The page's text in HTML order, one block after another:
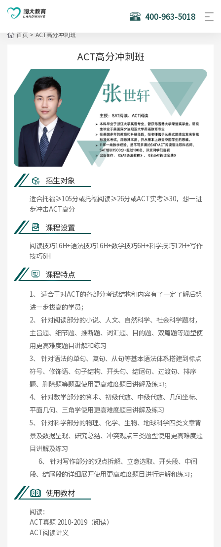
400-963-5018
首页 > ACT高分冲刺班
ACT高分冲刺班
招生对象
适合托福≥105分或托福阅读≥26分或ACT实考≥30，想一进
步冲击ACT高分
课程设置
阅读技巧16H+语法技巧16H+数学技巧6H+科学技巧12H+写作
技巧6H
课程特点
1、 适合于对ACT的各部分考试结构和内容有了一定了解后想
进一步拔高的学员；
2、 针对阅读部分的小说、人文、自然科学、社会科学题材，
主旨题、细节题、推断题、词汇题、目的题、双篇题等题型使
用更高难度题目讲解和练习
3、 针对语法的单句、复句、从句等基本语法体系搭建到标点
符号、修饰语、句子结构、开头句、结尾句、过渡句、排序
题、删除题等题型使用更高难度题目讲解及练习；
4、 针对数学部分的算术、初级代数、中级代数、几何坐标、
平面几何、三角学使用更高难度题目讲解及练习
5、 针对科学部分的物理、化学、生物、地球科学四类文章背
景及数据呈现、研究总结、冲突观点三类题型使用更高难度题
目讲解及练习
6、 针对写作部分的观点拆解、立意选取、开头段、中间
段、结尾段的详细展开使用更高难度题目进行讲解和练习；
使用教材
阅读：
ACT真题 2010-2019（阅读）
ACT阅读讲义